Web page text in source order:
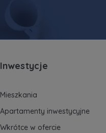
Inwestycje
Mieszkania
Apartamenty inwestycyjne
Wkrótce w ofercie